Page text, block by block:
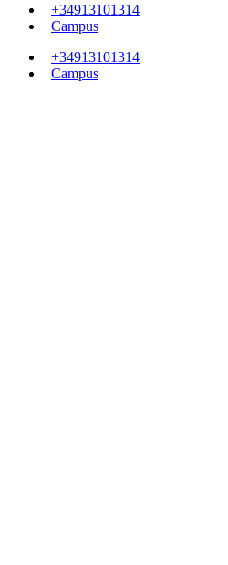
+34913101314
Campus
+34913101314
Campus